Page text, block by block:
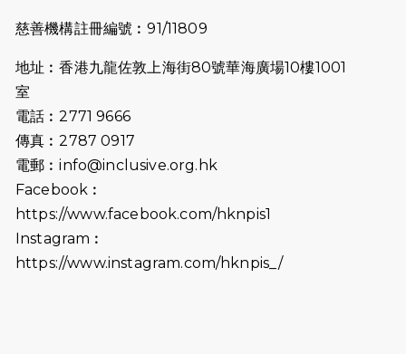
2026-07-09
猛龍長跑隊恆常練習 - 7月9日（19:00
2026-07-02
2026-06-25
（19:00開始）
2026-06-18
猛龍長跑隊恆常練習 - 6月18日
2026-06-11
猛龍長跑隊恆常練習 - 6月11日（19:00
慈善機構註冊編號︰91/11809
地址︰香港九龍佐敦上海街80號華海廣場10樓1001
室
電話︰2771 9666
傳真︰2787 0917
電郵︰info@inclusive.org.hk
Facebook︰
https://www.facebook.com/hknpis1
Instagram︰
https://www.instagram.com/hknpis_/